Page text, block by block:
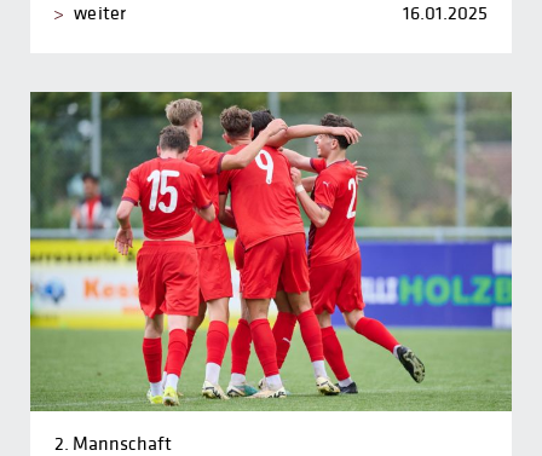
weiter 16.01.2025
2. Mannschaft